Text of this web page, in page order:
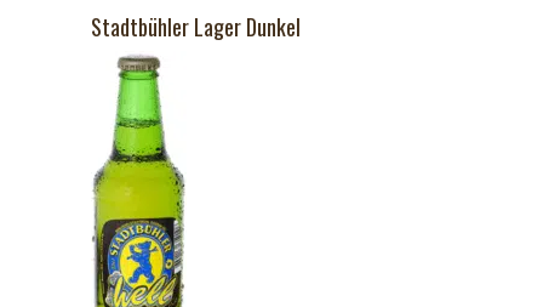
Stadtbühler Lager Dunkel